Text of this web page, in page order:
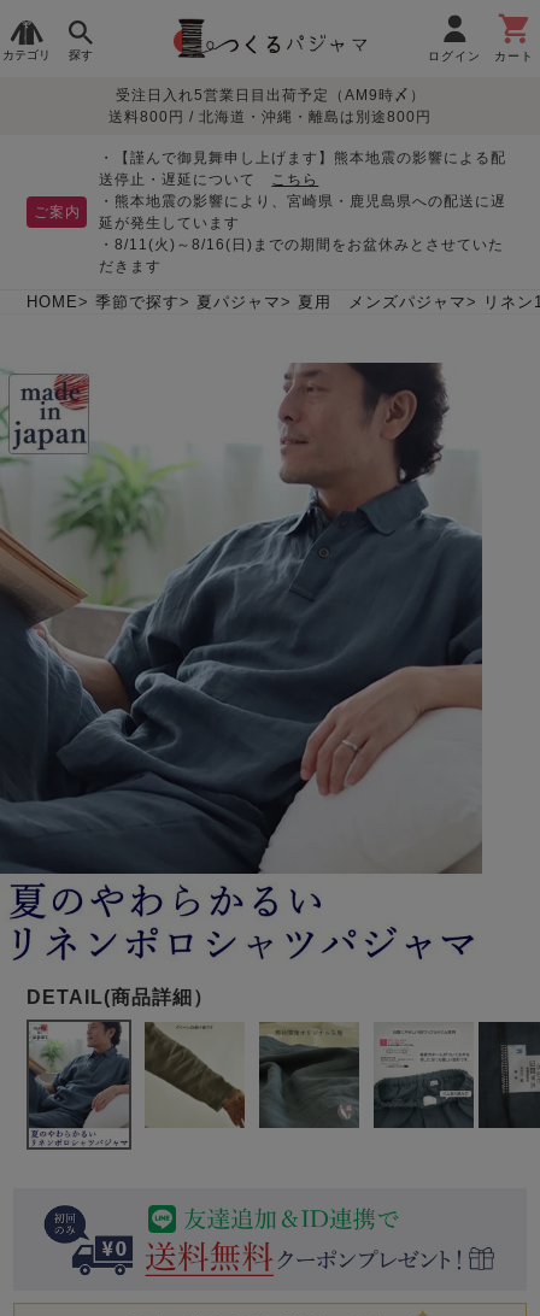
カテゴリ 探す ログイン カート
レディースパジャマ
春 秋
メンズパジャマ
春 夏
ガールズパジャマ
春 夏 冬
生地で
さがす
オーガニック素材 ガーゼ サテン織り
サッカー/ちぢみ 楊
柳
ニット/ストレッチ
柄物
売れ筋ランキング
すべての生地一覧はこちら
目的別で
さがす
敏感肌用
パジャマ
入院・介護
胸が目立たない
マタニティ
パジャマ
ペアで
そろえたい
眠れる作務衣特集
体型別におすすめパジ
年齢別におすすめパジ
インナーウェア 生活雑貨
売れ筋ランキング
- Item Ranking -
- New Arrival -
目的別でさがす一覧はこちら
デザインで
さがす
ィース
パジャマ
ワンピース
作務衣 胸がすけない
ーブ
上着単品
ズボン単品
すべてのメン
ズ
パジャマ
長袖
前開き かぶり スリーパー
作務衣
ーブ
上着単品
夏パジャマ特集 つくるパジャマとは
お支払い・送料・配送
について
返品・交換について よくあるご質問
会社概要 お買い物ガイド
SDGsの取り組み
受注日入れ5営業日目出荷予定（AM9時〆）
送料800円 / 北海道・沖縄・離島は別途800円
ご案内
・【謹んで御見舞申し上げます】熊本地震の影響による配
送停止・遅延について こちら
・熊本地震の影響により、宮崎県・鹿児島県への配送に遅
延が発生しています
・8/11(火)～8/16(日)までの期間をお盆休みとさせていた
だきます
HOME 季節で探す 夏パジャマ 夏用 メンズパジャマ リネン